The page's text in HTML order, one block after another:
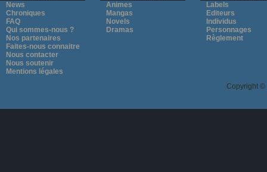
News
Chroniques
FAQ
Qui sommes-nous ?
Nos partenaires
Faites-nous connaitre
Nous contacter
Nous soutenir
Mentions légales
Animes
Mangas
Novels
Dramas
Labels
Editeurs
Individus
Personnages
Règlement
Copyright ©